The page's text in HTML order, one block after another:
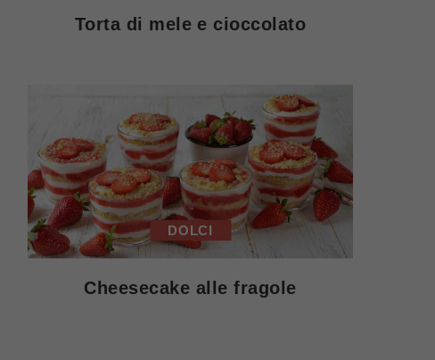
Torta di mele e cioccolato
DOLCI
Cheesecake alle fragole